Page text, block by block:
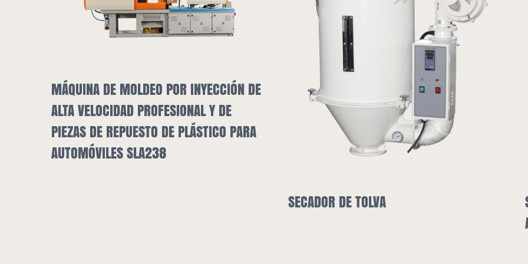
SECADOR DE TOLVA Y CARGADOR